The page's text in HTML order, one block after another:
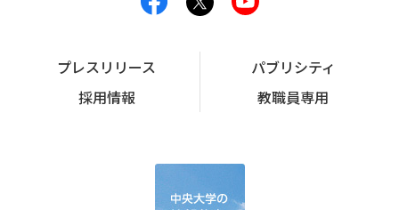
プレスリリース
パブリシティ
採用情報
教職員専用